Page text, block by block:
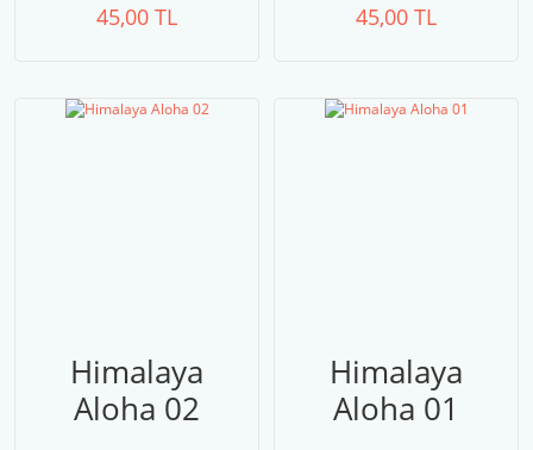
45,00 TL 45,00 TL
Himalaya
Aloha 02
Himalaya
Aloha 01